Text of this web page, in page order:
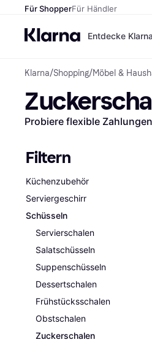
Für ShopperFür Händler
Entdecke Klarna
Klarna/Shopping/Möbel &
Probiere flexible
Filtern
Küchenzubehör
Serviergeschirr
Schüsseln
Servierschalen
Salatschüsseln
Suppenschüsseln
Dessertschalen
Frühstücksschalen
Obstschalen
Zuckerschalen